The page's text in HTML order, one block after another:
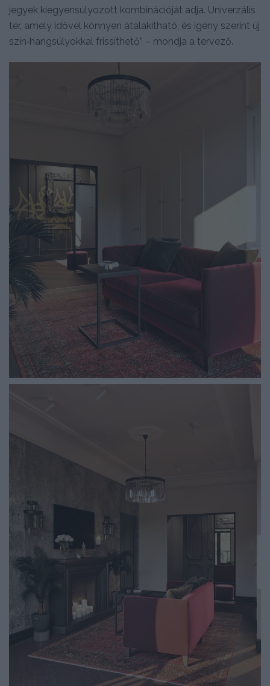
jegyek kiegyensúlyozott kombinációját adja. Univerzális
tér, amely idővel könnyen átalakítható, és igény szerint új
szín‑hangsúlyokkal frissíthető” – mondja a tervező.